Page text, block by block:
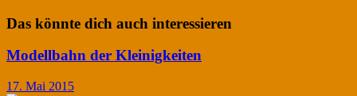
Das könnte dich auch interessieren
Modellbahn der Kleinigkeiten
17. Mai 2015